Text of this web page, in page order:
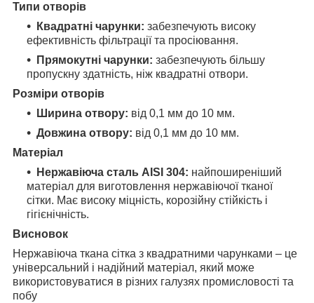
Типи отворів
Квадратні чарунки: забезпечують високу
ефективність фільтрації та просіювання.
Прямокутні чарунки: забезпечують більшу
пропускну здатність, ніж квадратні отвори.
Розміри отворів
Ширина отвору: від 0,1 мм до 10 мм.
Довжина отвору: від 0,1 мм до 10 мм.
Матеріал
Нержавіюча сталь AISI 304: найпоширеніший
матеріал для виготовлення нержавіючої тканої
сітки. Має високу міцність, корозійну стійкість і
гігієнічність.
Висновок
Нержавіюча ткана сітка з квадратними чарунками – це
універсальний і надійний матеріал, який може
використовуватися в різних галузях промисловості та
побу